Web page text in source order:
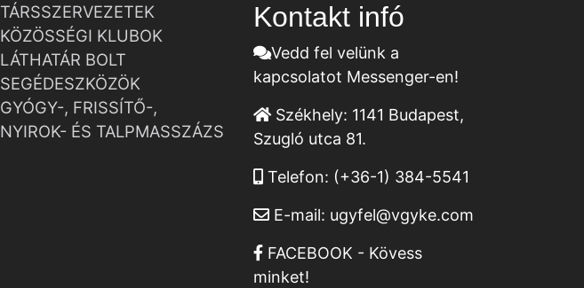
TÁRSSZERVEZETEK
KÖZÖSSÉGI KLUBOK
LÁTHATÁR BOLT
SEGÉDESZKÖZÖK
GYÓGY-, FRISSÍTŐ-,
NYIROK- ÉS TALPMASSZÁZS
Kontakt infó
Vedd fel velünk a
kapcsolatot Messenger-en!
Székhely: 1141 Budapest,
Szugló utca 81.
Telefon: (+36-1) 384-5541
E-mail: ugyfel@vgyke.com
FACEBOOK - Kövess
minket!